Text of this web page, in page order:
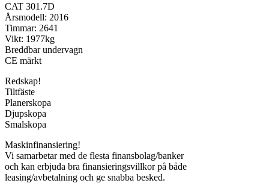
CAT 301.7D
Årsmodell: 2016
Timmar: 2641
Vikt: 1977kg
Breddbar undervagn
CE märkt
Redskap!
Tiltfäste
Planerskopa
Djupskopa
Smalskopa
Maskinfinansiering!
Vi samarbetar med de flesta finansbolag/banker
och kan erbjuda bra finansieringsvillkor på både
leasing/avbetalning och ge snabba besked.